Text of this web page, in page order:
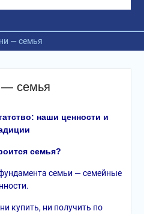
— семья
— семья
наши ценности и
семья?
семьи — семейные
купить, ни получить по